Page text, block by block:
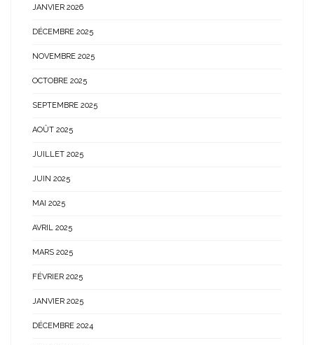
JANVIER 2026
DÉCEMBRE 2025
NOVEMBRE 2025
OCTOBRE 2025
SEPTEMBRE 2025
AOÛT 2025
JUILLET 2025
JUIN 2025
MAI 2025
AVRIL 2025
MARS 2025
FÉVRIER 2025
JANVIER 2025
DÉCEMBRE 2024